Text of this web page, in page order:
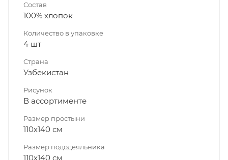
Состав
100% хлопок
Количество в упаковке
4 шт
Страна
Узбекистан
Рисунок
В ассортименте
Размер простыни
110х140 см
Размер пододеяльника
110х140 см